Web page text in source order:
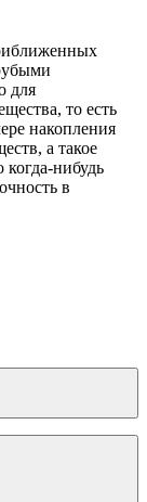
для
то есть
накопления
а такое
нибудь
в